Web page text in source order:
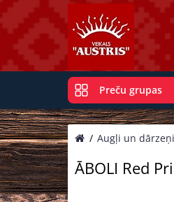
Preču grupas
Augļi un dārzeņi
ĀBOLI Red